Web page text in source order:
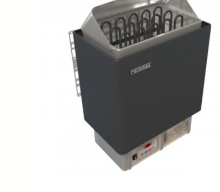
Ароматерапия
Комплектующие и запчасти
Гималайская соль
Аудио/Акустика
Baneum
ASTON
Баня
WDT
Schiedel